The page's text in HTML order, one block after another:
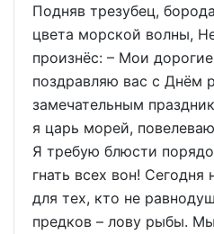
Подняв трезубец,
цвета морской волны,
произнёс: – Мои
поздравляю вас с Днём
замечательным
я царь морей,
Я требую блюсти
гнать всех вон!
для тех, кто не
предков – лову рыбы.